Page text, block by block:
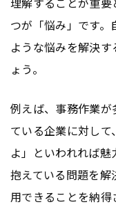
つが「悩み」です
ような悩みを解決
ょう。
例えば、事務作業
ている企業に対し
よ」といわれれば
抱えている問題を
用できることを納